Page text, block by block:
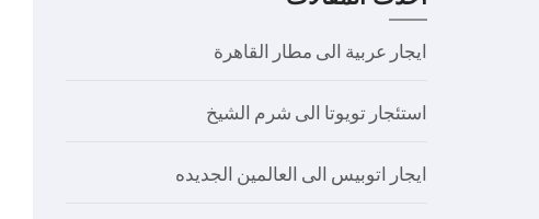
ايجار عربية الى مطار القاهرة
استئجار تويوتا الى شرم الشيخ
ايجار اتوبيس الى العالمين الجديده